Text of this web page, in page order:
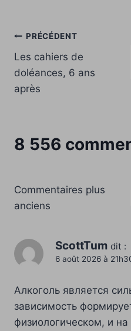
Navigation
de
l’article
PRÉCÉDENT
Les cahiers de
doléances, 6 ans
après
8 556
Navigation
les
commentaires
Commentaires plus
anciens
ScottTum dit :
6 août 2026 à
Алкоголь является
зависимость
физиологическом, и